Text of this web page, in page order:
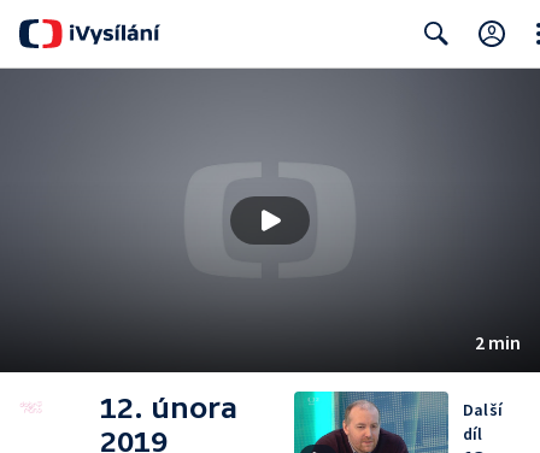
2 min
12. února
2019
Další
díl